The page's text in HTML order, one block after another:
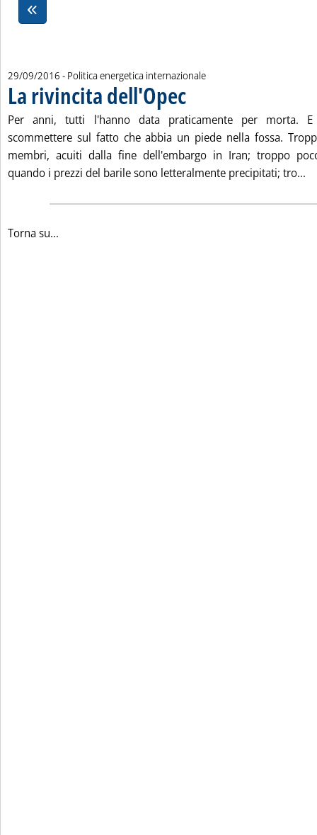
29/09/2016 - Politica energetica internazionale
La rivincita dell'Opec
. Pubblicata giovedì 29 settembre 2016 alle 13.9.
Per anni, tutti l'hanno data praticamente per morta.
scommettere sul fatto che abbia un piede nella fossa.
membri, acuiti dalla fine dell'embargo in Iran; troppo
quando i prezzi del barile sono letteralmente precipitati; tro...
Torna su...